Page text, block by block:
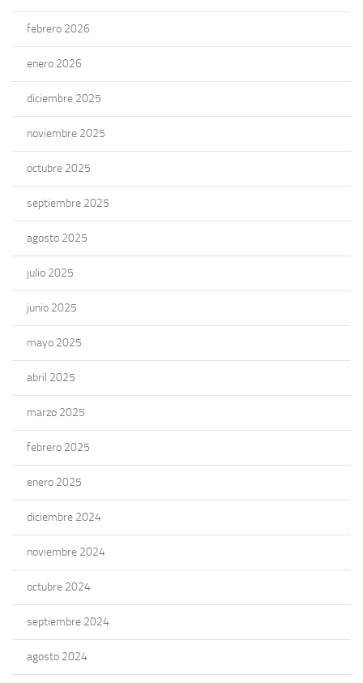
febrero 2026
enero 2026
diciembre 2025
noviembre 2025
octubre 2025
septiembre 2025
agosto 2025
julio 2025
junio 2025
mayo 2025
abril 2025
marzo 2025
febrero 2025
enero 2025
diciembre 2024
noviembre 2024
octubre 2024
septiembre 2024
agosto 2024